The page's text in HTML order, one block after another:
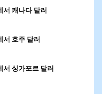
캐나다 달러
호주 달러
싱가포르 달러